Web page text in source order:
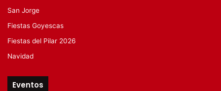
San Jorge
Fiestas Goyescas
Fiestas del Pilar 2026
Navidad
Eventos